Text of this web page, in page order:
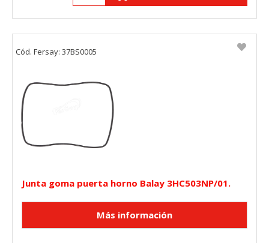
Junta goma puerta horno Balay 3HC503NP/01.
Cód. Fersay: 37BS0005